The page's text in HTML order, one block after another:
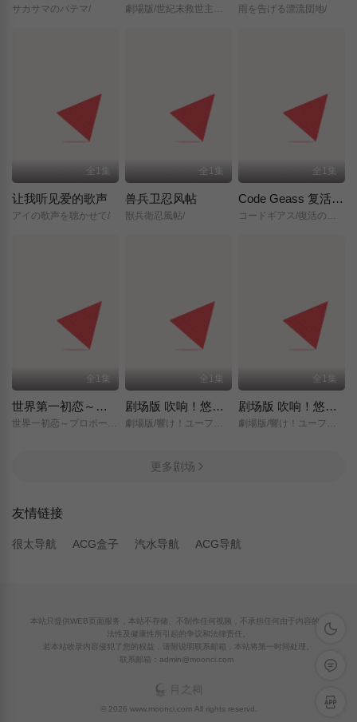
サカサマのパテマ/ 劇場版/世紀末救世主伝説/北斗の拳/ 雨を告げる漂流団地/
全1集
让我听见爱的歌声
アイの歌声を聴かせて/
全1集
兽兵卫忍风帖
獣兵衛忍風帖/
全1集
Code Geass 复活的鲁路修
コードギアス/復活のルルーシュ/
全1集
世界第一初恋～求婚篇～
全1集
剧场版 吹响！悠风号～想要传达的旋律～
全1集
剧场版 吹响！悠风号～誓言的终章～
更多剧场
友情链接
很太导航 ACG盒子 汽水导航 ACG导航
深色模
留言反
APP下
本站只提供WEB页面服务，本站不存储、不制作任何视频，不承担任何由于内容的合
法性及健康性所引起的争议和法律责任。
若本站收录内容侵犯了您的权益，请附说明联系邮箱，本站将第一时间处理。
联系邮箱：admin@moonci.com
© 2026 www.moonci.com All rights reservd.